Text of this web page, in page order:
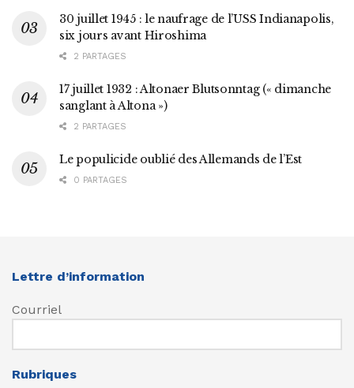
30 juillet 1945 : le naufrage de l’USS Indianapolis,
six jours avant Hiroshima
2 PARTAGES
17 juillet 1932 : Altonaer Blutsonntag (« dimanche
sanglant à Altona »)
2 PARTAGES
Le populicide oublié des Allemands de l’Est
0 PARTAGES
Lettre d’information
Courriel
Rubriques